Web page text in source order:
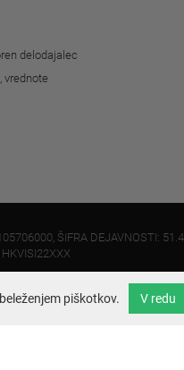
delodajalec
vrednote
ŠIFRA DEJAVNOSTI:
info@velo.si
piškotkov. V redu